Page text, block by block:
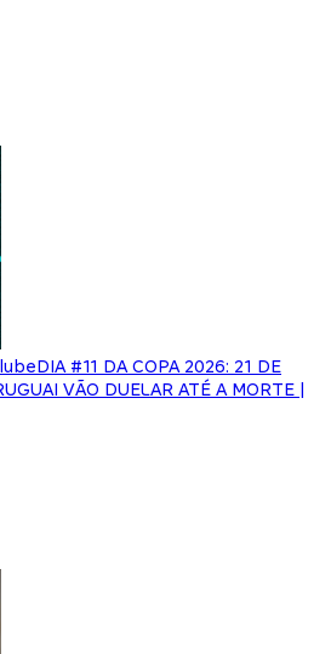
DIA #11 DA COPA 2026: 21 DE
VÃO DUELAR ATÉ A MORTE |